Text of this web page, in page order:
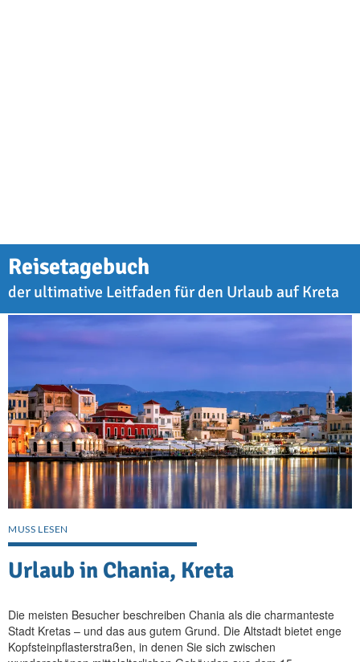
Reisetagebuch
der ultimative Leitfaden für den Urlaub auf Kreta
MUSS LESEN
Urlaub in Chania, Kreta
Die meisten Besucher beschreiben Chania als die charmanteste
Stadt Kretas – und das aus gutem Grund. Die Altstadt bietet enge
Kopfsteinpflasterstraßen, in denen Sie sich zwischen